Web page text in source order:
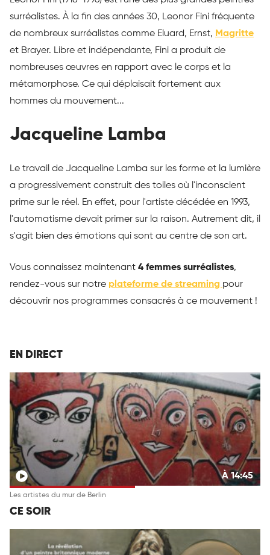
surréalistes. À la fin des années 30, Leonor Fini fréquente
de nombreux surréalistes comme Eluard, Ernst, Magritte
et Brayer. Libre et indépendante, Fini a produit de
nombreuses œuvres en rapport avec le corps et la
métamorphose. Ce qui déplaisait fortement aux
hommes du mouvement...
Jacqueline Lamba
Le travail de Jacqueline Lamba sur les forme et la lumière
a progressivement construit des toiles où l'inconscient
prime sur le réel. En effet, pour l'artiste décédée en 1993,
l'automatisme devait primer sur la raison. Autrement dit, il
s'agit bien des émotions qui sont au centre de son art.
Vous connaissez maintenant 4 femmes surréalistes,
rendez-vous sur notre plateforme de streaming pour
découvrir nos programmes consacrés à ce mouvement !
EN DIRECT
À 14:45
Les artistes du mur de Berlin
CE SOIR